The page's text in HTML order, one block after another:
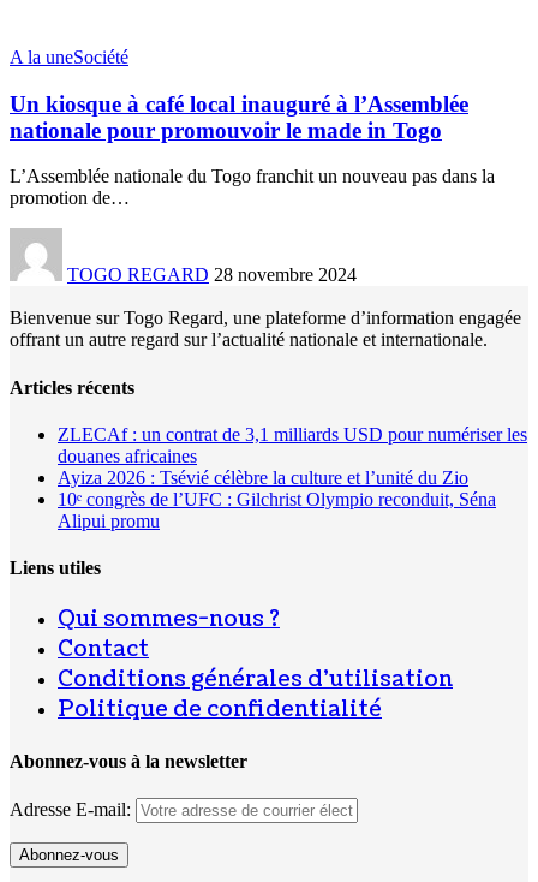
A la uneSociété
Un kiosque à café local inauguré à l’Assemblée
nationale pour promouvoir le made in Togo
L’Assemblée nationale du Togo franchit un nouveau pas dans la
promotion de…
TOGO REGARD 28 novembre 2024
Bienvenue sur Togo Regard, une plateforme d’information engagée
offrant un autre regard sur l’actualité nationale et internationale.
Articles récents
ZLECAf : un contrat de 3,1 milliards USD pour numériser les
douanes africaines
Ayiza 2026 : Tsévié célèbre la culture et l’unité du Zio
10ᵉ congrès de l’UFC : Gilchrist Olympio reconduit, Séna
Alipui promu
Liens utiles
Qui sommes-nous ?
Contact
Conditions générales d’utilisation
Politique de confidentialité
Abonnez-vous à la newsletter
Adresse E-mail: